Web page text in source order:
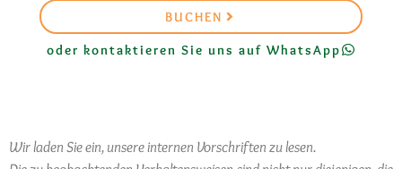
BUCHEN
oder kontaktieren Sie uns auf WhatsApp
Wir laden Sie ein, unsere internen Vorschriften zu lesen.